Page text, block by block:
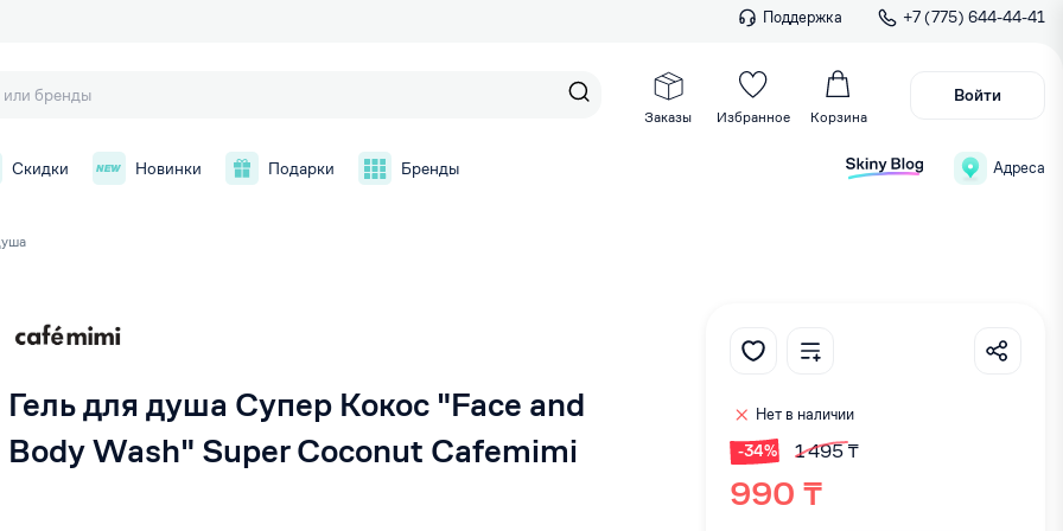
Поддержка +7 (775) 644-44-41
Заказы Избранное Корзина
Войти
Скидки Новинки Подарки Бренды Адреса
Гель для душа Супер Кокос "Face and
Body Wash" Super Coconut Cafemimi
Нет в наличии
-34%
1 495 ₸
990 ₸